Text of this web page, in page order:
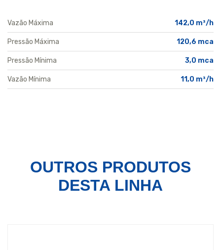
Vazão Máxima 142,0 m³/h
Pressão Máxima 120,6 mca
Pressão Mínima 3,0 mca
Vazão Mínima 11,0 m³/h
OUTROS PRODUTOS
DESTA LINHA